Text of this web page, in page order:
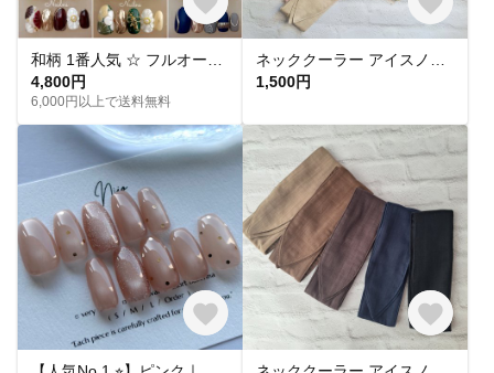
4,800円
6,000円以上で送料無料
1,500円